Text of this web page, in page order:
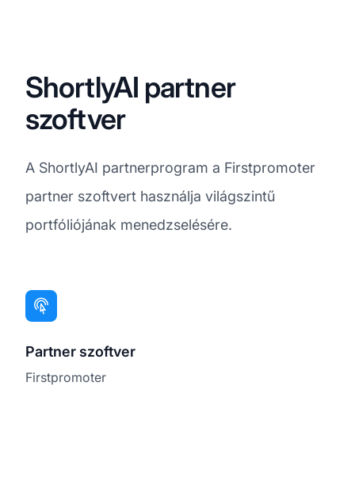
ShortlyAI partner
szoftver
A ShortlyAI partnerprogram a Firstpromoter
partner szoftvert használja világszintű
portfóliójának menedzselésére.
Partner szoftver
Firstpromoter